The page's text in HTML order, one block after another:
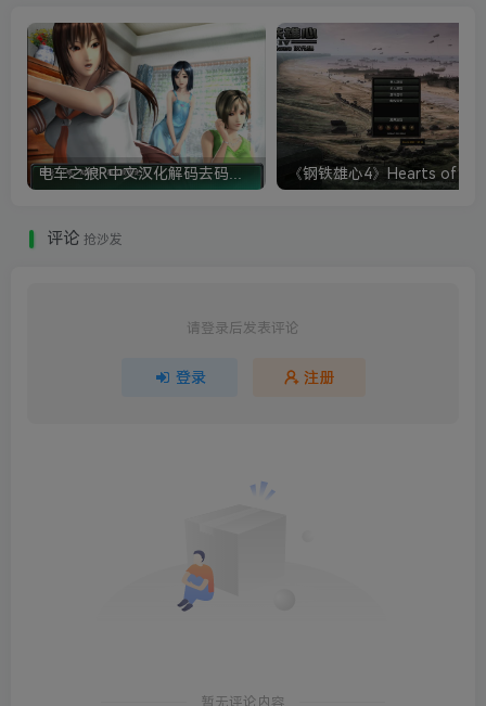
评论 抢沙发
请登录后发表评论
登录 注册
暂无评论内容